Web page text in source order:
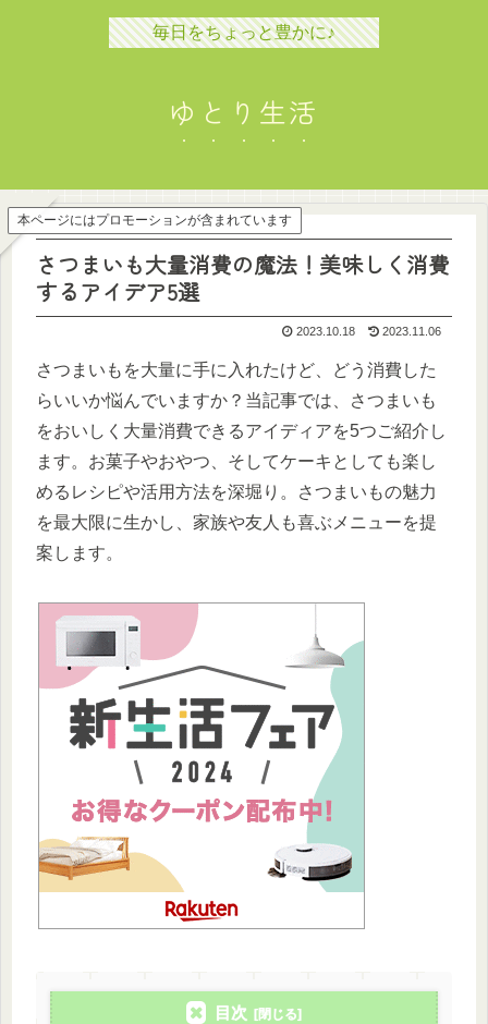
毎日をちょっと豊かに♪
ゆとり生活
本ページにはプロモーションが含まれています
さつまいも大量消費の魔法！美味しく消費
するアイデア5選
2023.10.18 2023.11.06
さつまいもを大量に手に入れたけど、どう消費した
らいいか悩んでいますか？当記事では、さつまいも
をおいしく大量消費できるアイディアを5つご紹介し
ます。お菓子やおやつ、そしてケーキとしても楽し
めるレシピや活用方法を深堀り。さつまいもの魅力
を最大限に生かし、家族や友人も喜ぶメニューを提
案します。
目次